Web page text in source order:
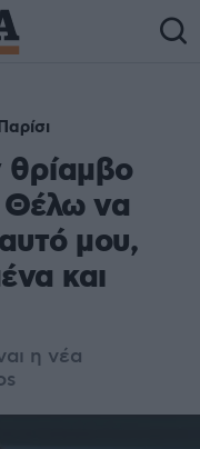
Θέλω να
μου,
και
η νέα